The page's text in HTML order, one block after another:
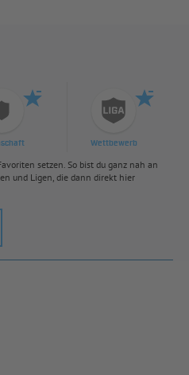
Wettbewerb
setzen. So bist du ganz nah an
und Ligen, die dann direkt hier